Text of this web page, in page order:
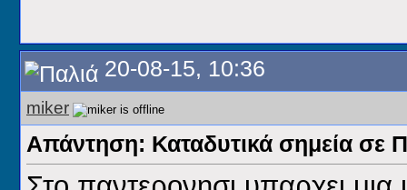
20-08-15, 10:36
miker
Απάντηση: Καταδυτικά σημεία σε